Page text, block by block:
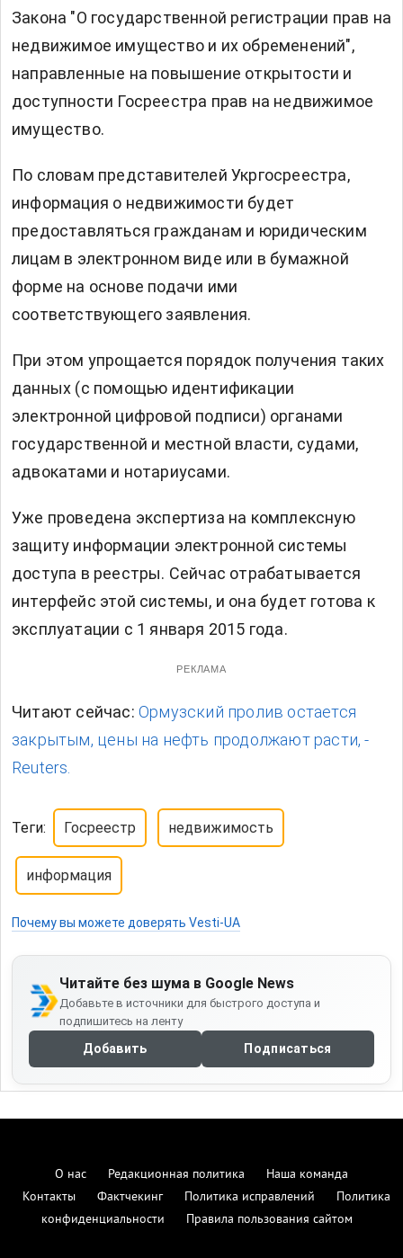
Закона "О государственной регистрации прав на
недвижимое имущество и их обременений",
направленные на повышение открытости и
доступности Госреестра прав на недвижимое
имущество.
По словам представителей Укргосреестра,
информация о недвижимости будет
предоставляться гражданам и юридическим
лицам в электронном виде или в бумажной
форме на основе подачи ими
соответствующего заявления.
При этом упрощается порядок получения таких
данных (с помощью идентификации
электронной цифровой подписи) органами
государственной и местной власти, судами,
адвокатами и нотариусами.
Уже проведена экспертиза на комплексную
защиту информации электронной системы
доступа в реестры. Сейчас отрабатывается
интерфейс этой системы, и она будет готова к
эксплуатации с 1 января 2015 года.
РЕКЛАМА
Читают сейчас: Ормузский пролив остается
закрытым, цены на нефть продолжают расти, -
Reuters.
Теги: Госреестр недвижимость
информация
Почему вы можете доверять Vesti-UA
Читайте без шума в Google News
Добавьте в источники для быстрого доступа и
подпишитесь на ленту
Добавить Подписаться
О нас Редакционная политика
Наша команда
Контакты
Фактчекинг Политика исправлений
Политика
конфиденциальности
Правила пользования сайтом